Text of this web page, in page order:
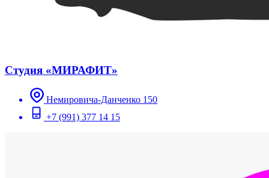
Студия «МИРАФИТ»
Немировича-Данченко 150
+7 (991) 377 14 15